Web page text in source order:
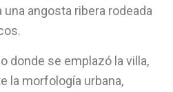
una angosta ribera rodeada
donde se emplazó la villa,
la morfología urbana,